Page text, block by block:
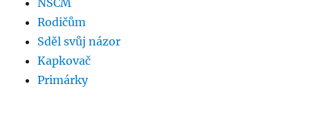
Rodičům
Sděl svůj názor
Kapkovač
Primárky